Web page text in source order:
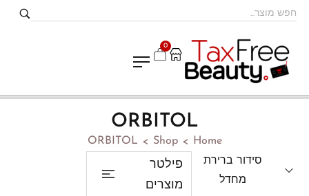
0
ORBITOL
Home
>
Shop
>
ORBITOL
סידור ברירת
מחדל
פילטר
מוצרים